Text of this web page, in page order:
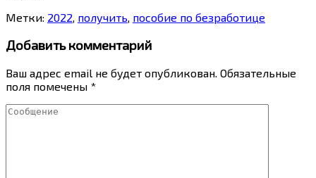
Метки: 2022 получить пособие по безработице
Добавить комментарий
Ваш адрес email не будет опубликован. Обязательные
поля помечены *